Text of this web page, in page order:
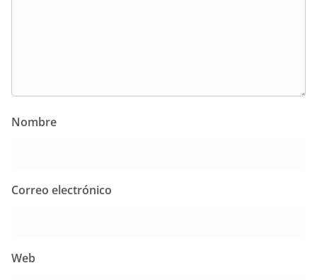
Nombre
Correo electrónico
Web